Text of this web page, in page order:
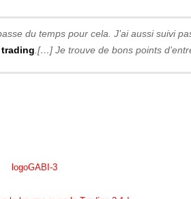
du temps pour cela. J’ai aussi suivi
.[…] Je trouve de bons points